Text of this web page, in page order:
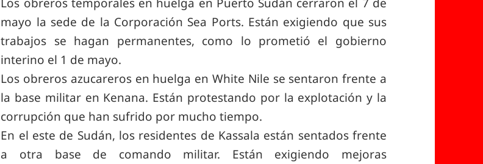
mayo la sede de la Corporación Sea Ports. Están exigiendo que sus
trabajos se hagan permanentes, como lo prometió el gobierno
interino el 1 de mayo.
Los obreros azucareros en huelga en White Nile se sentaron frente a
la base militar en Kenana. Están protestando por la explotación y la
corrupción que han sufrido por mucho tiempo.
En el este de Sudán, los residentes de Kassala están sentados frente
a otra base de comando militar. Están exigiendo mejoras